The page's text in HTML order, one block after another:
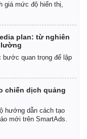
giá mức độ hiển thị,
plan: từ nghiên
quan trọng để lập
chiến dịch quảng
hướng dẫn cách tạo
mới trên SmartAds.